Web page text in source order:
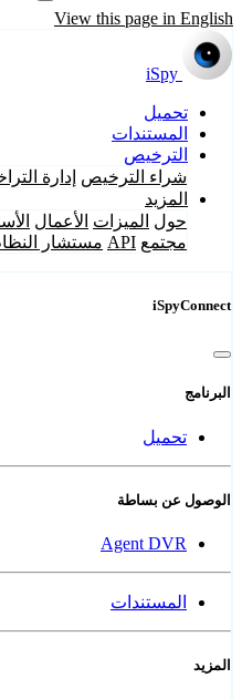
View this page in English
iSpy
تحميل
المستندات
الترخيص
شراء الترخيص إدارة
المزيد
حول الميزات الأعمال
مجتمع API مستشار
iSpyConnect
البرنامج
تحميل
الوصول عن بساطة
Agent DVR
المستندات
المزيد